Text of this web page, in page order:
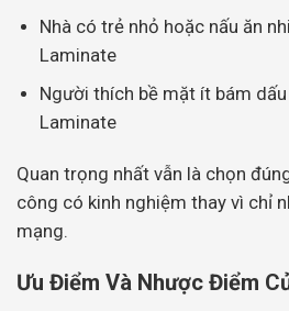
Nhà có trẻ nhỏ hoặc nấu ăn
Laminate
Người thích bề mặt ít bám
Laminate
Quan trọng nhất vẫn là chọn
công có kinh nghiệm thay vì chỉ
mạng.
Ưu Điểm Và Nhược Điểm